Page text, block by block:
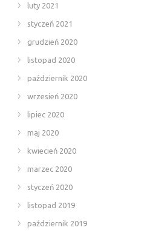
luty 2021
styczeń 2021
grudzień 2020
listopad 2020
październik 2020
wrzesień 2020
lipiec 2020
maj 2020
kwiecień 2020
marzec 2020
styczeń 2020
listopad 2019
październik 2019